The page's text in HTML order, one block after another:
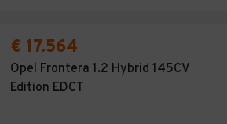
€ 17.564
Opel Frontera 1.2 Hybrid 145CV
Edition EDCT